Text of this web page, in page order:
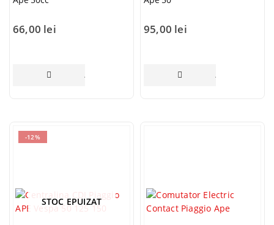
66,00 lei
ADAUGĂ ÎN COȘ
95,00 lei
ADAUGĂ ÎN COȘ
-12%
STOC EPUIZAT